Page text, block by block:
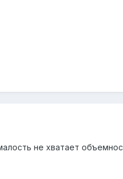
не хватает